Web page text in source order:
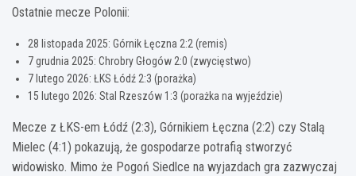
Ostatnie mecze Polonii:
28 listopada 2025: Górnik Łęczna 2:2 (remis)
7 grudnia 2025: Chrobry Głogów 2:0 (zwycięstwo)
7 lutego 2026: ŁKS Łódź 2:3 (porażka)
15 lutego 2026: Stal Rzeszów 1:3 (porażka na wyjeździe)
Mecze z ŁKS-em Łódź (2:3), Górnikiem Łęczna (2:2) czy Stalą
Mielec (4:1) pokazują, że gospodarze potrafią stworzyć
widowisko. Mimo że Pogoń Siedlce na wyjazdach gra zazwyczaj